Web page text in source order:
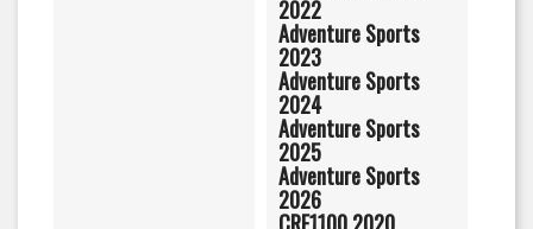
2022
Adventure Sports
2023
Adventure Sports
2024
Adventure Sports
2025
Adventure Sports
2026
CRF1100 2020